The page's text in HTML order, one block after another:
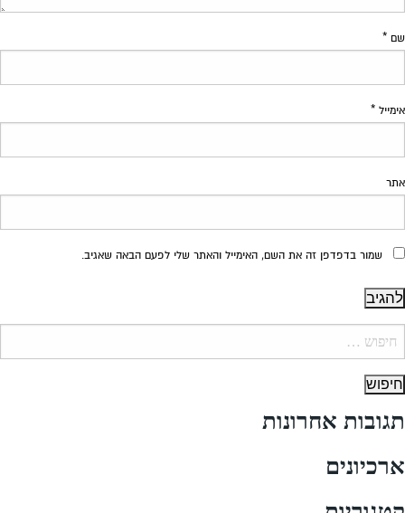
שם *
אימייל *
אתר
שמור בדפדפן זה את השם, האימייל והאתר שלי לפעם הבאה שאגיב.
תגובות אחרונות
ארכיונים